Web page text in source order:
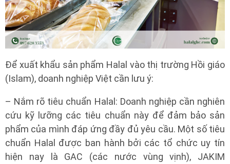
Để xuất khẩu sản phẩm Halal vào thị trường Hồi giáo
(Islam), doanh nghiệp Việt cần lưu ý:
– Nắm rõ tiêu chuẩn Halal: Doanh nghiệp cần nghiên
cứu kỹ lưỡng các tiêu chuẩn này để đảm bảo sản
phẩm của mình đáp ứng đầy đủ yêu cầu. Một số tiêu
chuẩn Halal được ban hành bởi các tổ chức uy tín
hiện nay là GAC (các nước vùng vịnh), JAKIM